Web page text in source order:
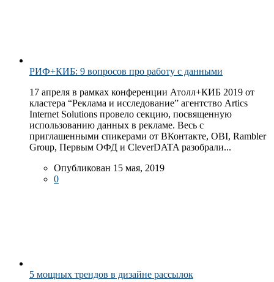
РИФ+КИБ: 9 вопросов про работу с данными
17 апреля в рамках конференции Атолл+КИБ 2019 от
кластера “Реклама и исследование” агентство Artics
Internet Solutions провело секцию, посвященную
использованию данных в рекламе. Весь с
приглашенными спикерами от ВКонтакте, OBI, Rambler
Group, Первым ОФД и CleverDATA разобрали...
Опубликован 15 мая, 2019
0
5 мощных трендов в дизайне рассылок